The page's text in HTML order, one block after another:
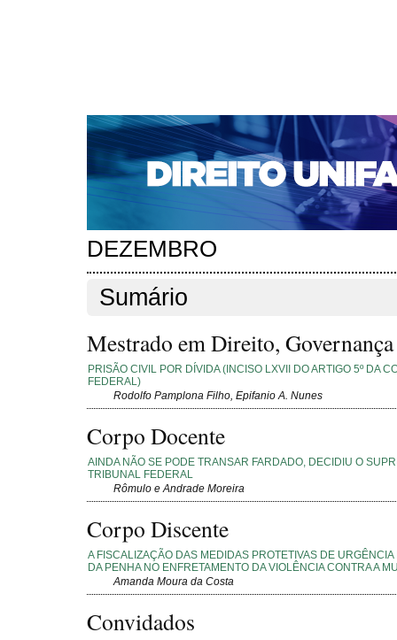
CAPA SOBRE ACESSO CADASTRO
NOTÍCIAS
EDIÇÕES DE Nº 1 A 100 WEBMAIL
Capa>Edições anteriores>n. 258 (2021)
n. 258 (2021)
DEZEMBRO
Sumário
Mestrado em Direito,
PRISÃO CIVIL POR DÍVIDA (INCISO LXVII DO ARTIGO 5º DA
FEDERAL)
Rodolfo Pamplona Filho, Epifanio A. Nunes
Corpo Docente
AINDA NÃO SE PODE TRANSAR FARDADO, DECIDIU O
TRIBUNAL FEDERAL
Rômulo e Andrade Moreira
Corpo Discente
A FISCALIZAÇÃO DAS MEDIDAS PROTETIVAS DE URGÊNCIA
DA PENHA NO ENFRETAMENTO DA VIOLÊNCIA CONTRA A
Amanda Moura da Costa
Convidados